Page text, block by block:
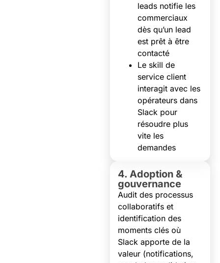
leads notifie les
commerciaux
dès qu’un lead
est prêt à être
contacté
Le skill de
service client
interagit avec les
opérateurs dans
Slack pour
résoudre plus
vite les
demandes
4. Adoption &
gouvernance
Audit des processus
collaboratifs et
identification des
moments clés où
Slack apporte de la
valeur (notifications,